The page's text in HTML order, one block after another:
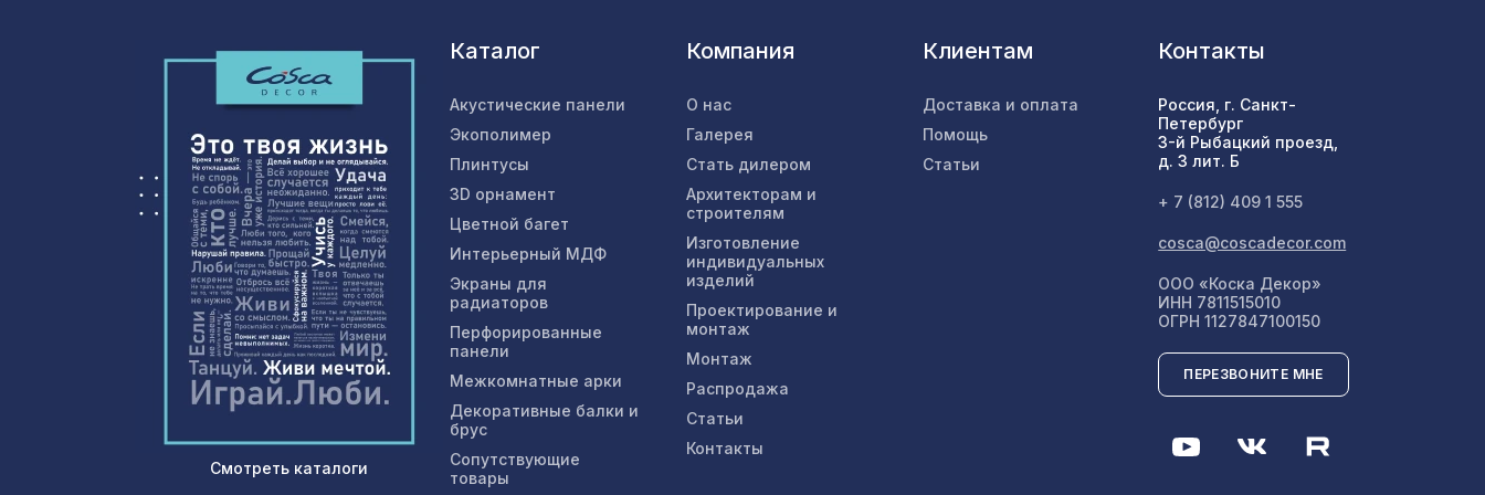
Натуральные обои Cosca Traditional Prints L5057,
BM-004 Бамбуковое панно 900х1360 Гейша
Натуральные обои Cosca Мунлайт, 0,91 x 5,5 м
Листья "Прима Дорадо", обои натуральные,
10х0,91 м/6
Перфорированная панель ГОТИКА, 1200х600мм,
Смотреть каталоги
Каталог
Акустические панели
Экополимер
Плинтусы
3D орнамент
Цветной багет
Интерьерный МДФ
Экраны для
радиаторов
Перфорированные
панели
Межкомнатные арки
Декоративные балки и
брус
Сопутствующие
товары
Компания
О нас
Галерея
Стать дилером
Архитекторам и
строителям
Изготовление
индивидуальных
изделий
Проектирование и
монтаж
Монтаж
Распродажа
Статьи
Контакты
Клиентам
Доставка и оплата
Помощь
Статьи
Контакты
Россия, г. Санкт-
Петербург
3-й Рыбацкий проезд,
д. 3 лит. Б
+ 7 (812) 409 1 555
cosca@coscadecor.com
ООО «Коска Декор»
ИНН 7811515010
ОГРН 1127847100150
ПЕРЕЗВОНИТЕ МНЕ